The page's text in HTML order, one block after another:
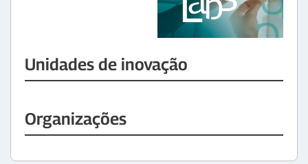
Unidades de inovação
Organizações